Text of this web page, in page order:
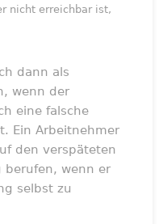
nicht erreichbar ist,
dann als
wenn der
eine falsche
Ein Arbeitnehmer
den verspäteten
berufen, wenn er
selbst zu